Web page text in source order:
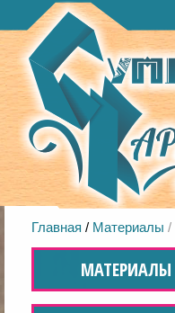
Главная / Материалы /
МАТЕРИАЛЫ